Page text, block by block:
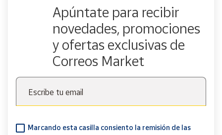
Apúntate para recibir
novedades, promociones
y ofertas exclusivas de
Correos Market
Escribe tu email
Marcando esta casilla consiento la remisión de las